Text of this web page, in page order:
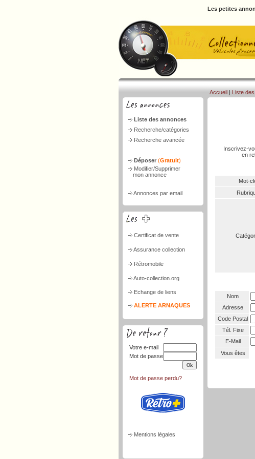
Les petites
Liste des annonces
Recherche/catégories
Recherche avancée
Déposer (Gratuit)
Modifier/Supprimer
mon annonce
Annonces par email
Certificat de vente
Assurance collection
Rétromobile
Auto-collection.org
Echange de liens
ALERTE ARNAQUES
Votre e-mail
Mot de passe
Mot de passe perdu?
Mentions légales
Accueil | Liste
Inscrivez-
en
Mot-
Nom
Adresse
Code Postal
Tél. Fixe
E-Mail
Vous êtes